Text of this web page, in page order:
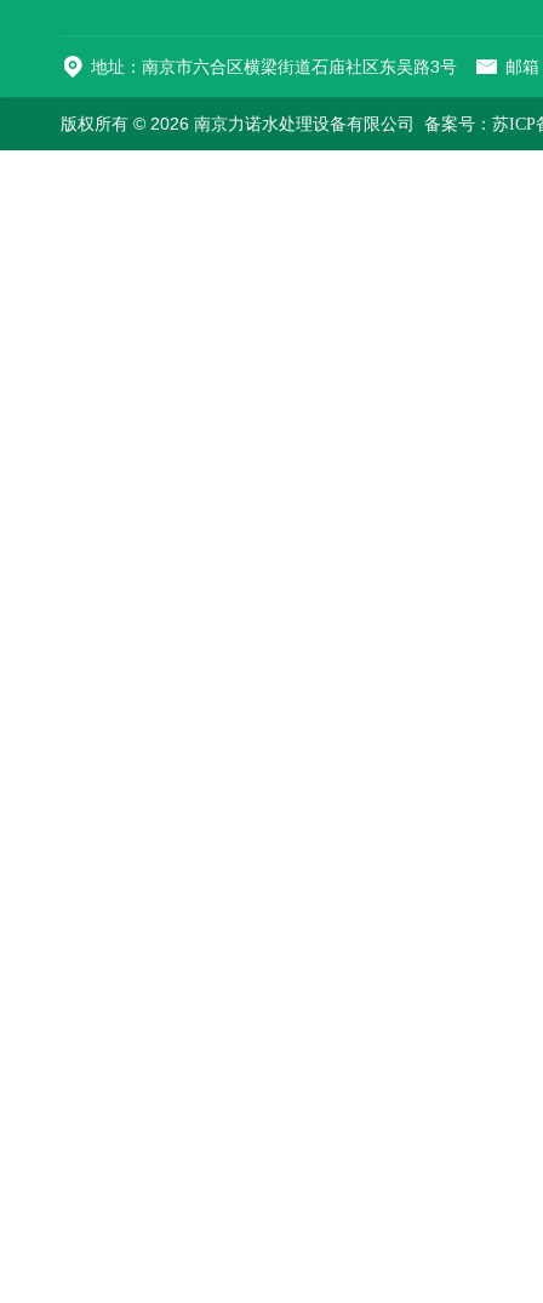
地址：南京市六合区横梁街道石庙社区东吴路3号 邮
版权所有 © 2026 南京力诺水处理设备有限公司 备案号：苏ICP